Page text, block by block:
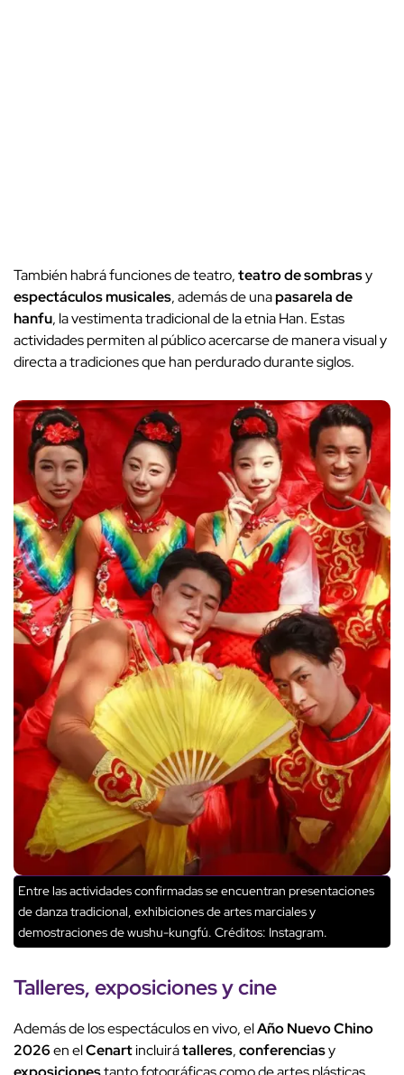
También habrá funciones de teatro,teatro de sombrasy
espectáculos musicales, además de unapasarela de
hanfu, la vestimenta tradicional de la etnia Han. Estas
actividades permiten al público acercarse de manera visual y
directa a tradiciones que han perdurado durante siglos.
Entre las actividades confirmadas se encuentran presentaciones
de danza tradicional, exhibiciones de artes marciales y
demostraciones de wushu-kungfú. Créditos: Instagram.
Talleres,exposicionesycine
Además de los espectáculos en vivo, elAño Nuevo Chino
2026en elCenartincluirátalleres,conferenciasy